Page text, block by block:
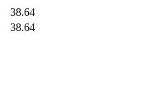
38.64
38.64